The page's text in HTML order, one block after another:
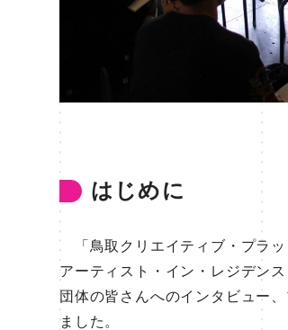
はじめに
「鳥取クリエイティブ・プラッ
アーティスト・イン・レジデン
団体の皆さんへのインタビュー
ました。